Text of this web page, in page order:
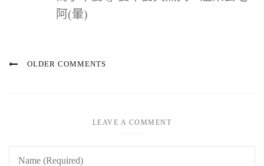
阿(暈)
OLDER COMMENTS
LEAVE A COMMENT